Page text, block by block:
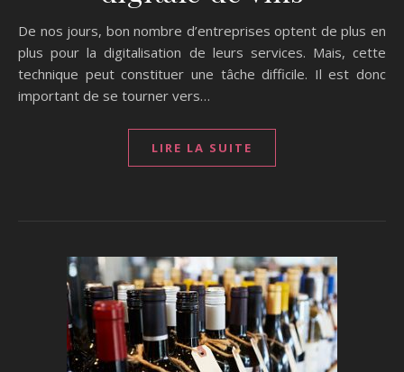
De nos jours, bon nombre d’entreprises optent de plus en
plus pour la digitalisation de leurs services. Mais, cette
technique peut constituer une tâche difficile. Il est donc
important de se tourner vers…
LIRE LA SUITE